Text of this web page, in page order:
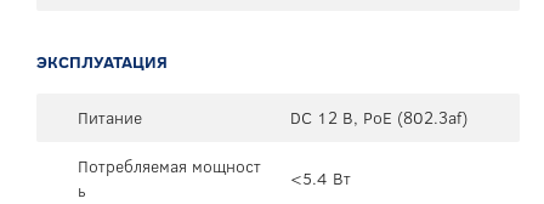
ЭКСПЛУАТАЦИЯ
Питание
DC 12 В, PoE (802.3af)
Потребляемая мощност
ь
<5.4 Вт